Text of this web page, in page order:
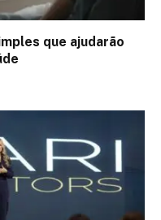
que ajudarão